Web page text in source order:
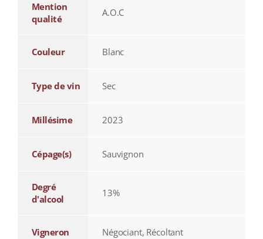
Mention
qualité
A.O.C
Couleur Blanc
Type de vin Sec
Millésime 2023
Cépage(s) Sauvignon
Degré
d'alcool
13%
Vigneron Négociant, Récoltant